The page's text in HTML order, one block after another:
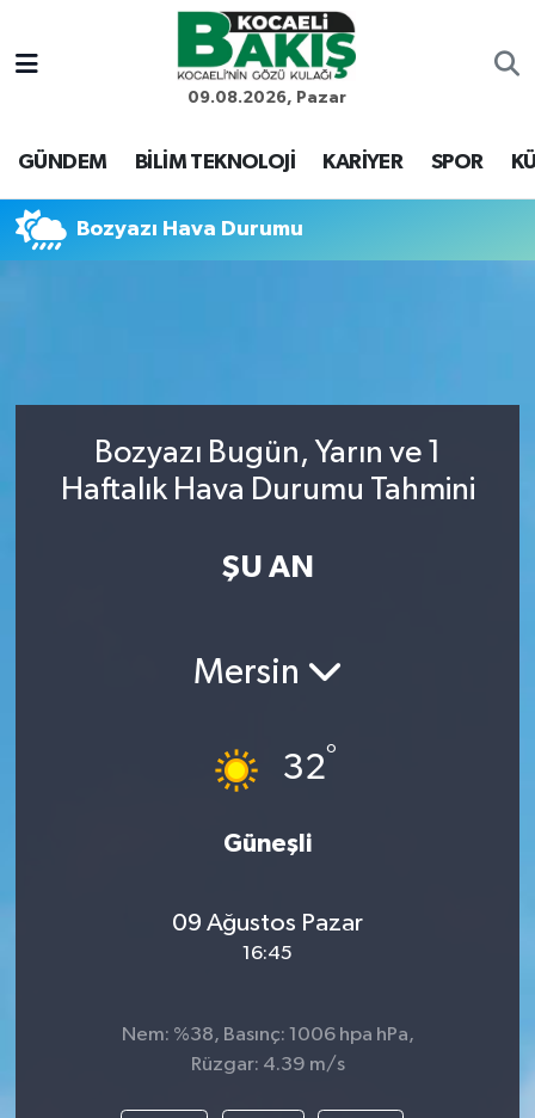
09.08.2026, Pazar
GÜNDEM BİLİM TEKNOLOJİ KARİYER SPOR
Bozyazı Hava Durumu
Bozyazı Bugün, Yarın ve 1
Haftalık Hava Durumu Tahmini
ŞU AN
Mersin
32°
Güneşli
09 Ağustos Pazar
16:45
Nem: %38, Basınç: 1006 hpa hPa,
Rüzgar: 4.39 m/s
Kocaeli Nöbetçi Eczaneler
Kocaeli Hava Durumu
Haber Arşivi